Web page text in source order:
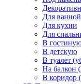
Для
Для кухни
Для
В
В детскую
В туалет
На балкон
В коридор